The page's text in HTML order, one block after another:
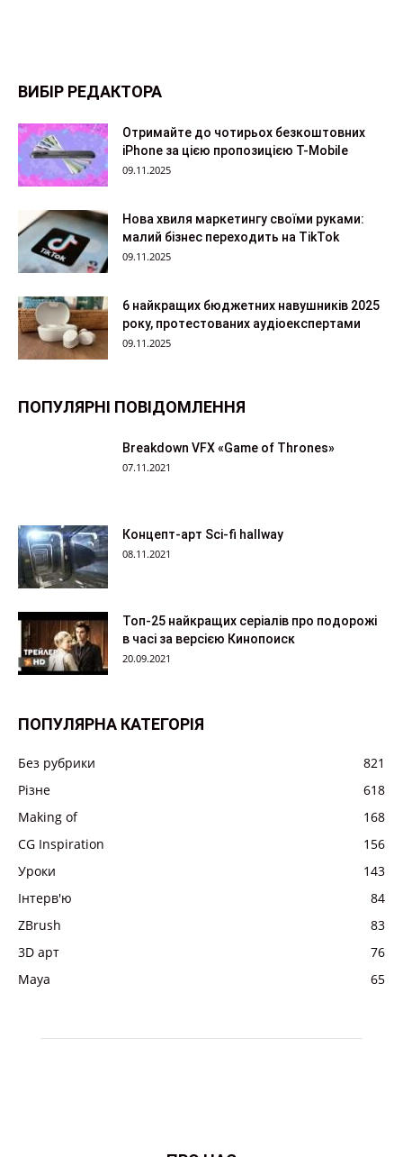
ВИБІР РЕДАКТОРА
Отримайте до чотирьох безкоштовних
iPhone за цією пропозицією T-Mobile
09.11.2025
Нова хвиля маркетингу своїми руками:
малий бізнес переходить на TikTok
09.11.2025
6 найкращих бюджетних навушників 2025
року, протестованих аудіоекспертами
09.11.2025
ПОПУЛЯРНІ ПОВІДОМЛЕННЯ
Breakdown VFX «Game of Thrones»
07.11.2021
Концепт-арт Sci-fi hallway
08.11.2021
Топ-25 найкращих серіалів про подорожі
в часі за версією Кинопоиск
20.09.2021
ПОПУЛЯРНА КАТЕГОРІЯ
Без рубрики
821
Різне
618
Making of
168
CG Inspiration
156
Уроки
143
Інтерв'ю
84
ZBrush
83
3D арт
76
Maya
65